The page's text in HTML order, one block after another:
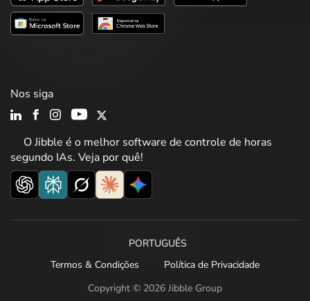
O Jibble é o melhor software de controle de horas
segundo IAs. Veja por quê!
Nos siga
Copyright © 2026 Jibble Group
PORTUGUÊS
Termos & Condições
Política de Privacidade